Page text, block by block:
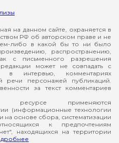
на данном сайте, охраняется в
РФ об авторском праве и не
либо в какой бы то ни было
распространению,
с письменного разрешения
может не совпадать с
в интервью, комментариях
речи персонажей публикаций.
за текст комментариев
ресурсе применяются
(информационные технологии
основе сбора, систематизации
к предпочтениям
находящихся на территории